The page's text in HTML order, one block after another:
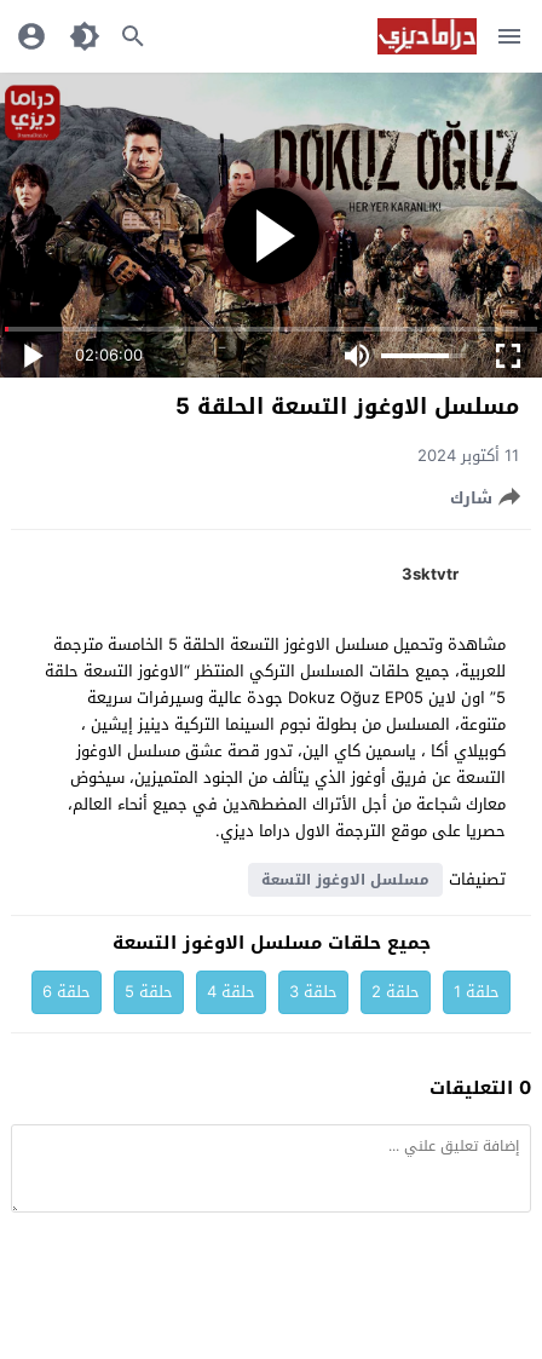
02:06:00
مسلسل الاوغوز التسعة الحلقة 5
11 أكتوبر 2024
شارك
3sktvtr
مشاهدة وتحميل مسلسل الاوغوز التسعة الحلقة 5 الخامسة مترجمة
للعربية، جميع حلقات المسلسل التركي المنتظر “الاوغوز التسعة حلقة
5” اون لاين Dokuz Oğuz EP05 جودة عالية وسيرفرات سريعة
متنوعة، المسلسل من بطولة نجوم السينما التركية دينيز إيشين ،
كوبيلاي أكا ، ياسمين كاي الين، تدور قصة عشق مسلسل الاوغوز
التسعة عن فريق أوغوز الذي يتألف من الجنود المتميزين، سيخوض
معارك شجاعة من أجل الأتراك المضطهدين في جميع أنحاء العالم،
حصريا على موقع الترجمة الاول دراما ديزي.
تصنيفات
مسلسل الاوغوز التسعة
جميع حلقات مسلسل الاوغوز التسعة
حلقة 1 حلقة 2 حلقة 3 حلقة 4 حلقة 5 حلقة 6
0 التعليقات